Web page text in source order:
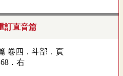
訂直音篇